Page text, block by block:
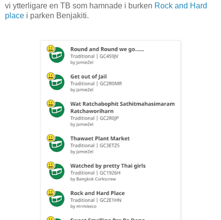
vi ytterligare en TB som hamnade i burken Rock and Hard
place i parken Benjakiti.